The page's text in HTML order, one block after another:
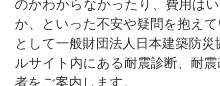
のかわからなかったり、費用は
か、といった不安や疑問を抱え
として一般財団法人日本建築防
ルサイト内にある耐震診断、耐
者をご案内します。